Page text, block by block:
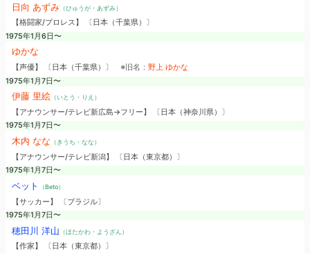
日向 あずみ（ひゅうが・あずみ）
【格闘家/プロレス】 〔日本（千葉県）〕
1975年1月6日〜
ゆかな
【声優】 〔日本（千葉県）〕 ※旧名： 野上 ゆかな
1975年1月7日〜
伊藤 里絵（いとう・りえ）
【アナウンサー/テレビ新広島→フリー】 〔日本（神奈川県）〕
1975年1月7日〜
木内 なな （きうち・なな）
【アナウンサー/テレビ新潟】 〔日本（東京都）〕
1975年1月7日〜
ベット （Beto）
【サッカー】 〔ブラジル〕
1975年1月7日〜
穂田川 洋山 （ほたかわ・ようざん）
【作家】 〔日本（東京都）〕